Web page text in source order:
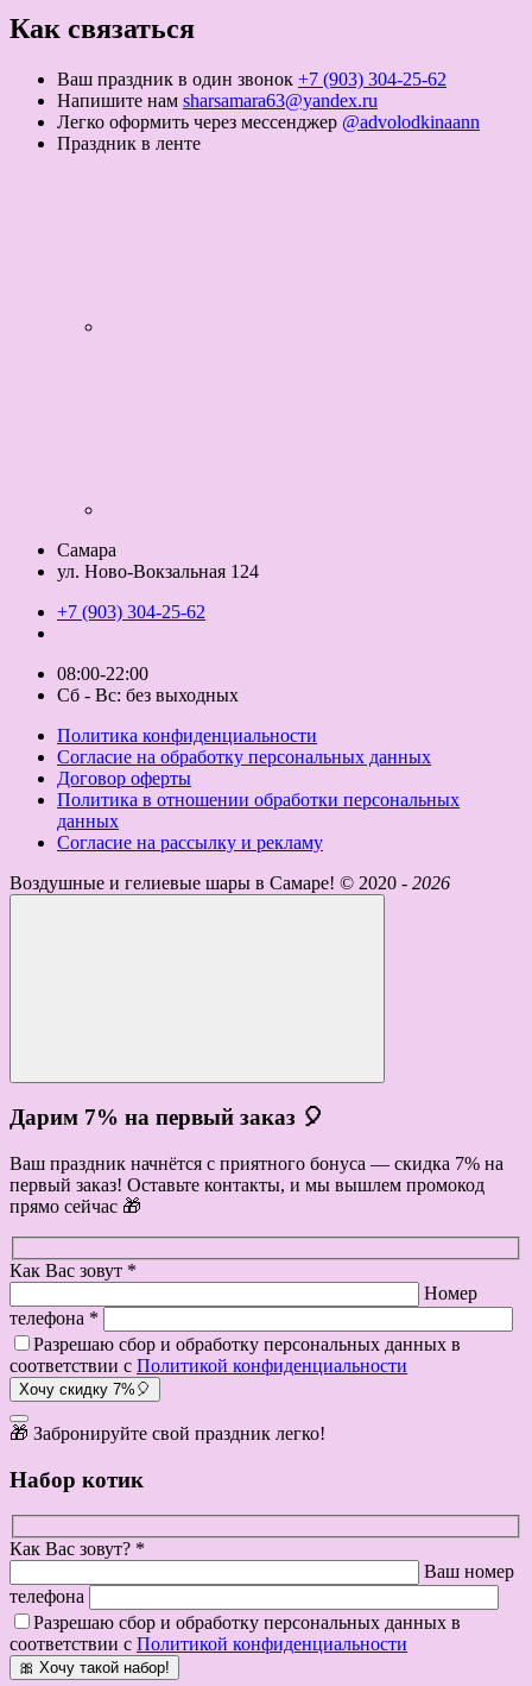
Как связаться
Ваш праздник в один звонок +7 (903) 304-25-62
Напишите нам sharsamara63@yandex.ru
Легко оформить через мессенджер @advolodkinaann
Праздник в ленте
Самара
ул. Ново-Вокзальная 124
+7 (903) 304-25-62
08:00-22:00
Сб - Вс: без выходных
Политика конфиденциальности
Согласие на обработку персональных данных
Договор оферты
Политика в отношении обработки персональных
данных
Согласие на рассылку и рекламу
Воздушные и гелиевые шары в Самаре! © 2020 - 2026
Дарим 7% на первый заказ 🎈
Ваш праздник начнётся с приятного бонуса — скидка 7% на
первый заказ! Оставьте контакты, и мы вышлем промокод
прямо сейчас 🎁
Как Вас зовут *
Номер
телефона *
Разрешаю сбор и обработку персональных данных в
соответствии с Политикой конфиденциальности
Хочу скидку 7%🎈
🎁 Забронируйте свой праздник легко!
Набор котик
Как Вас зовут? *
Ваш номер
телефона
Разрешаю сбор и обработку персональных данных в
соответствии с Политикой конфиденциальности
🎀 Хочу такой набор!